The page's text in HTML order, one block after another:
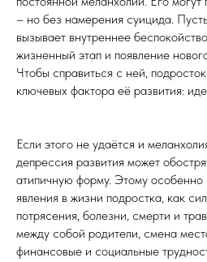
– но без намерения суицида.
вызывает внутреннее
жизненный этап и появление
Чтобы справиться с ней,
ключевых фактора её развития:
Если этого не удаётся и
депрессия развития может
атипичную форму. Этому особенно
явления в жизни подростка, как
потрясения, болезни, смерти и
между собой родители, смена
финансовые и социальные